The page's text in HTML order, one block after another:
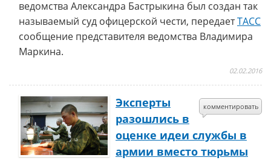
ведомства Александра Бастрыкина был создан так
называемый суд офицерской чести, передаетТАСС
сообщение представителя ведомства Владимира
Маркина.
02.02.2016
комментировать
Эксперты
разошлись в
оценке идеи службы в
армии вместо тюрьмы